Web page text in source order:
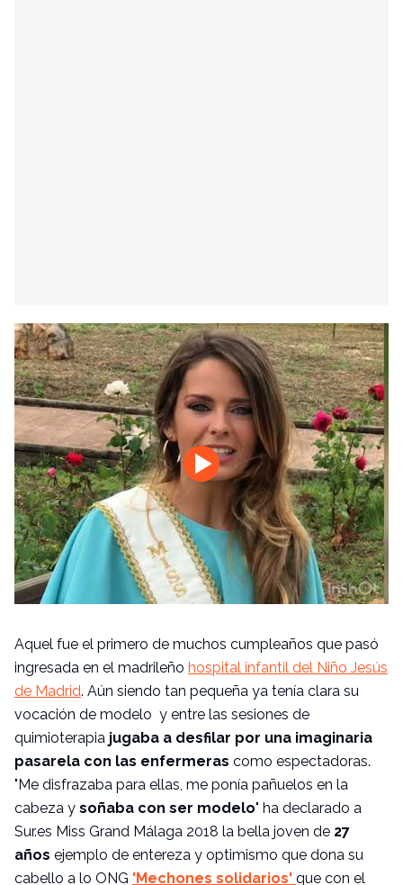
Aquel fue el primero de muchos cumpleaños que pasó
ingresada en el madrileño hospital infantil del Niño Jesús
de Madrid. Aún siendo tan pequeña ya tenía clara su
vocación de modelo y entre las sesiones de
quimioterapia jugaba a desfilar por una imaginaria
pasarela con las enfermeras como espectadoras.
"Me disfrazaba para ellas, me ponía pañuelos en la
cabeza y soñaba con ser modelo" ha declarado a
Sur.es Miss Grand Málaga 2018 la bella joven de 27
años ejemplo de entereza y optimismo que dona su
cabello a lo ONG 'Mechones solidarios' que con el